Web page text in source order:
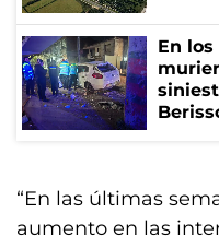
En
“En las últimas
aumento en las